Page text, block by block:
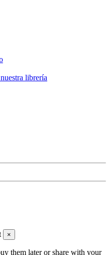
librería
×
them later or share with your